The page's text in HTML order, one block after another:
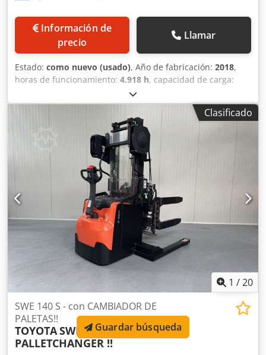
Información de
precio
Llamar
Estado: como nuevo (usado), Año de fabricación: 2018,
horas de funcionamiento: 4.918 h, capacidad de carga:
, tipo de combustible:
modelo: TOYOTA LPE 200 * EX * Pyroban 3D / Zona 22 * ID:
24090.5905 Categoría: Usado Horquillas: 1150 x 570 mm
Capacidad: 2000 kg Año: 2018 Horas: 4918 h Batería:
Totalmente NUEVA * 24v / 344ah * Año 2025 Opciones: *
EX * Atex - Pyroban !!!! Grupo de gases = IIIB Tipo = 3D
(permitido en ZONA 22) Chjdpfxezq Uhzs Aavsa Clase de
temperatura = T4 (135°C)
Clasificado
1 /20
SWE 140 S - con CAMBIADOR DE
PALETAS!!
TOYOTASWE 140 S - with
PALLETCHANGER !!
Guardar búsqueda